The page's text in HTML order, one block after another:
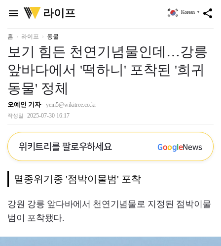
menu
위
키
리
라이프 share
Korean ▼
홈 라이프 동물
보기 힘든 천연기념물인데…강릉
앞바다에서 '떡하니' 포착된 '희귀
동물' 정체
오예인 기자 yein5@wikitree.co.kr
작성일 2025-07-30 16:17
위키트리를 팔로우하세요 GoogleNews
멸종위기종 '점박이물범' 포착
강원 강릉 앞다바에서 천연기념물로 지정된 점박이물
범이 포착됐다.